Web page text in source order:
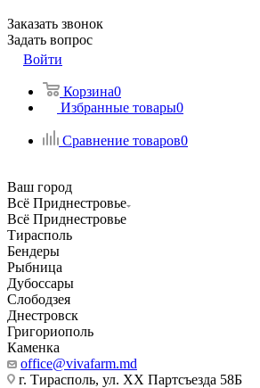
Заказать звонок
Задать вопрос
Войти
Корзина0
Избранные товары0
Сравнение товаров0
Ваш город
Всё Приднестровье
Всё Приднестровье
Тирасполь
Бендеры
Рыбница
Дубоссары
Слободзея
Днестровск
Григориополь
Каменка
office@vivafarm.md
г. Тирасполь, ул. ХХ Партсъезда 58Б